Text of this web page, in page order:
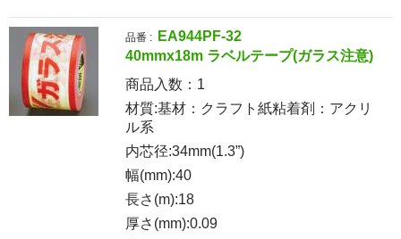
品番 :
EA944PF-32
40mmx18m ラベルテープ(ガラス注意)
商品入数： 1
材質:基材：クラフト紙粘着剤：アクリ
ル系
内芯径:34mm(1.3”)
幅(mm):40
長さ(m):18
厚さ(mm):0.09